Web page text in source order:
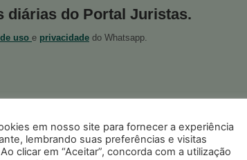
diárias do Portal Juristas.
uso e privacidade do Whatsapp.
News
do Brasil
Seguir no Google
em nosso site para fornecer a experiência
lembrando suas preferências e visitas
clicar em “Aceitar”, concorda com a utilização